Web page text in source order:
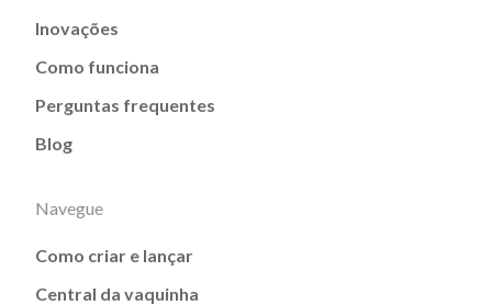
Inovações
Como funciona
Perguntas frequentes
Blog
Navegue
Como criar e lançar
Central da vaquinha